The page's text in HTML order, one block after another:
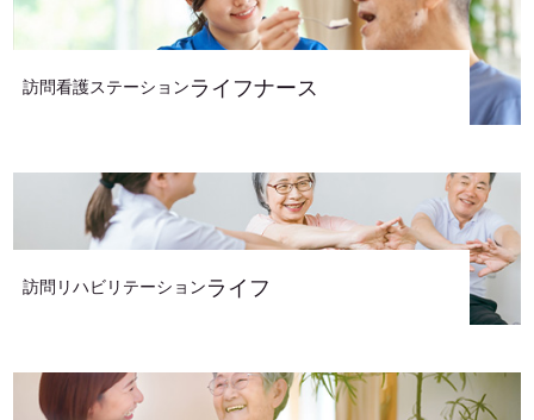
訪問看護ステーションライフナース
訪問リハビリテーションライフ